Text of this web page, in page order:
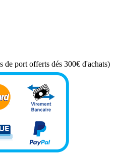
de port offerts dés 300€ d'achats)